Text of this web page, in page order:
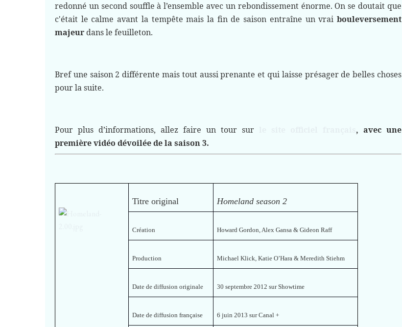
redonné un second souffle à l’ensemble avec un rebondissement énorme. On se doutait que
c'était le calme avant la tempête mais la fin de saison entraîne un vrai bouleversement
majeurdans le feuilleton.
Bref une saison 2 différente mais tout aussi prenante et qui laisse présager de belles choses
pour la suite.
Pour plus d’informations, allez faire un tour sur , avec une
première vidéo dévoilée de la saison 3.
Titre original Homeland season 2
Création Howard Gordon, Alex Gansa & Gideon Raff
Production Michael Klick, Katie O’Hara & Meredith Stiehm
Date de diffusion originale 30 septembre 2012 sur Showtime
Date de diffusion française 6 juin 2013 sur Canal +